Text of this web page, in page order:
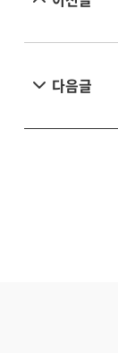
다음글